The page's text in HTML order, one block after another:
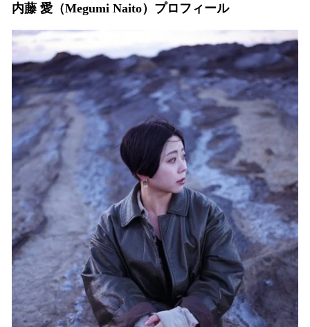
内藤 愛（Megumi Naito）プロフィール